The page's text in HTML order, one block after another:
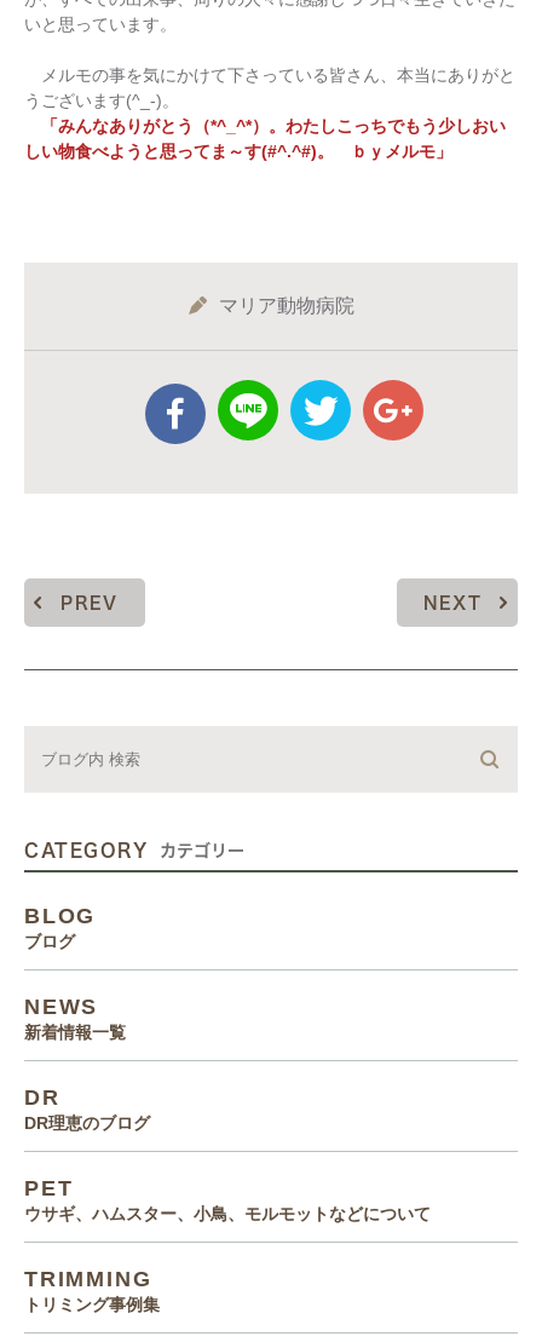
いと思っています。
メルモの事を気にかけて下さっている皆さん、本当にありがと
うございます(^_-)。
「みんなありがとう（*^_^*）。わたしこっちでもう少しおい
しい物食べようと思ってま～す(#^.^#)。 ｂｙメルモ」
マリア動物病院
PREV NEXT
CATEGORY カテゴリー
BLOG
ブログ
NEWS
新着情報一覧
DR
DR理恵のブログ
PET
ウサギ、ハムスター、小鳥、モルモットなどについて
TRIMMING
トリミング事例集